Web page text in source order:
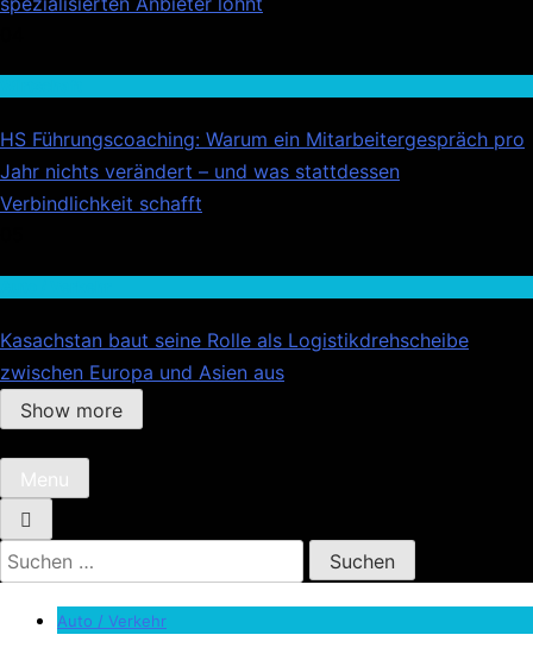
HS Führungscoaching: Warum ein Mitarbeitergespräch pro
Jahr nichts verändert – und was stattdessen
Verbindlichkeit schafft
Kasachstan baut seine Rolle als Logistikdrehscheibe
zwischen Europa und Asien aus
Show more
Menu
Suchen
nach:
Auto / Verkehr